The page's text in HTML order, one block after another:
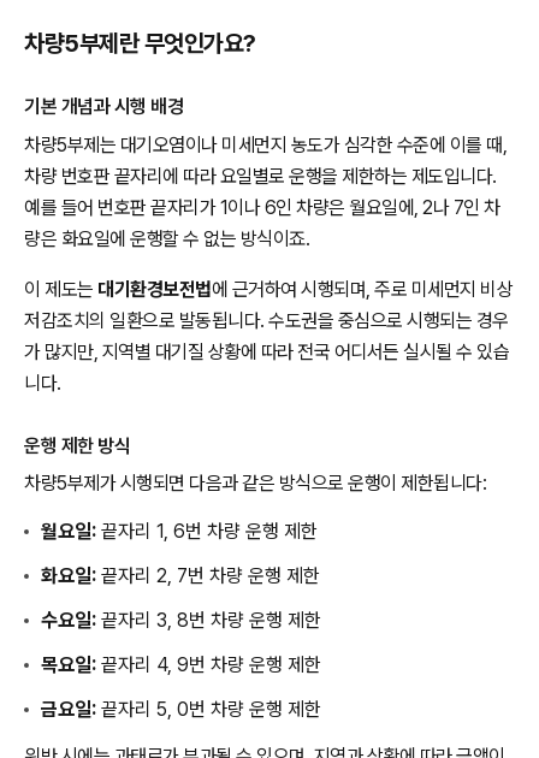
차량5부제란 무엇인가요?
기본 개념과 시행 배경
차량5부제는 대기오염이나 미세먼지 농도가 심각한 수준에 이를 때,
차량 번호판 끝자리에 따라 요일별로 운행을 제한하는 제도입니다.
예를 들어 번호판 끝자리가 1이나 6인 차량은 월요일에, 2나 7인 차
량은 화요일에 운행할 수 없는 방식이죠.
이 제도는 대기환경보전법에 근거하여 시행되며, 주로 미세먼지 비상
저감조치의 일환으로 발동됩니다. 수도권을 중심으로 시행되는 경우
가 많지만, 지역별 대기질 상황에 따라 전국 어디서든 실시될 수 있습
니다.
운행 제한 방식
차량5부제가 시행되면 다음과 같은 방식으로 운행이 제한됩니다:
월요일: 끝자리 1, 6번 차량 운행 제한
화요일: 끝자리 2, 7번 차량 운행 제한
수요일: 끝자리 3, 8번 차량 운행 제한
목요일: 끝자리 4, 9번 차량 운행 제한
금요일: 끝자리 5, 0번 차량 운행 제한